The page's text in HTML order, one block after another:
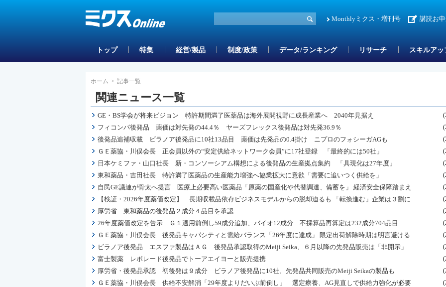
Monthlyミクス・増刊号 講読お
トップ 特集 経営/製品 制度/政策 データ/ランキング リサーチ スキルア
ホーム > 記事一覧
関連ニュース一覧
GE・BS学会が将来ビジョン 特許期間満了医薬品は海外展開視野に成長産業へ 2040年見据え
フィコンパ後発品 薬価は対先発の44.4％ ヤーズフレックス後発品は対先発36.9％
後発品追補収載 ビラノア後発品に10社13品目 薬価は先発品の0.4掛け ニプロのフォシーガAGも
ＧＥ薬協・川俣会長 正会員以外の“安定供給ネットワーク会員”に17社登録 「最終的には50社」
日本ケミファ・山口社長 新・コンソーシアム構想による後発品の生産拠点集約 「具現化は27年度」
東和薬品・吉田社長 特許満了医薬品の生産能力増強へ協業拡大に意欲「需要に追いつく供給を」
自民GE議連が骨太へ提言 医療上必要高い医薬品「原薬の国産化や代替調達、備蓄を」 経済安全保障踏まえ
【検証・2026年度薬価改定】 長期収載品依存ビジネスモデルからの脱却迫るも 「転換進む」企業は３割に
厚労省 東和薬品の後発品２成分４品目を承認
26年度薬価改定を告示 Ｇ１適用前倒し59成分追加、バイオ12成分 不採算品再算定は232成分704品目
ＧＥ薬協・川俣会長 後発品キャパシティと需給バランス「26年度に達成」 限定出荷解除時期は明言避ける
ビラノア後発品 エスファ製品はＡＧ 後発品承認取得のMeiji Seika、６月以降の先発品販売は「非開示」
富士製薬 レボレード後発品でトーアエイヨーと販売提携
厚労省・後発品承認 初後発は９成分 ビラノア後発品に10社、先発品共同販売のMeiji Seikaの製品も
ＧＥ薬協・川俣会長 供給不安解消「29年度よりだいぶ前倒し」 選定療養、AG見直しで供給力強化が必要